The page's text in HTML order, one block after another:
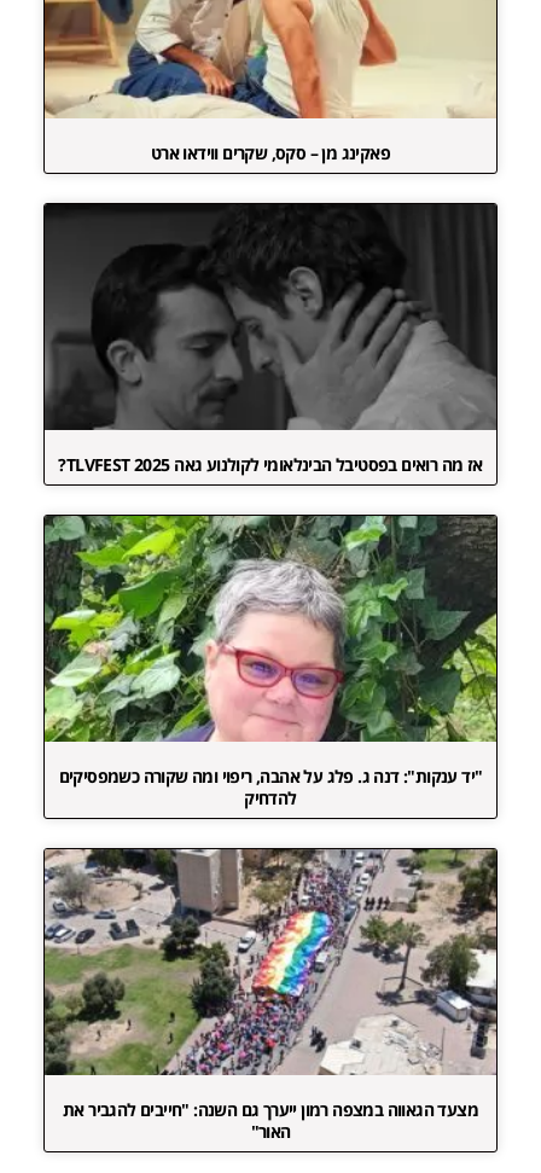
פאקינג מן – סקס, שקרים ווידאו ארט
אז מה רואים בפסטיבל הבינלאומי לקולנוע גאה TLVFEST 2025?
"יד ענקות": דנה ג. פלג על אהבה, ריפוי ומה שקורה כשמפסיקים
להדחיק
מצעד הגאווה במצפה רמון ייערך גם השנה: "חייבים להגביר את
האור"